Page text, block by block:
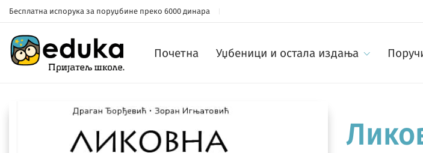
Бесплатна испорука за поруџбине преко 6000 динара
Почетна Уџбеници и остала издања